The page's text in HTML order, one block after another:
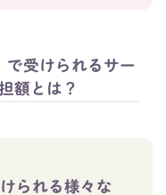
で受けられるサー
額とは？
られる様々な